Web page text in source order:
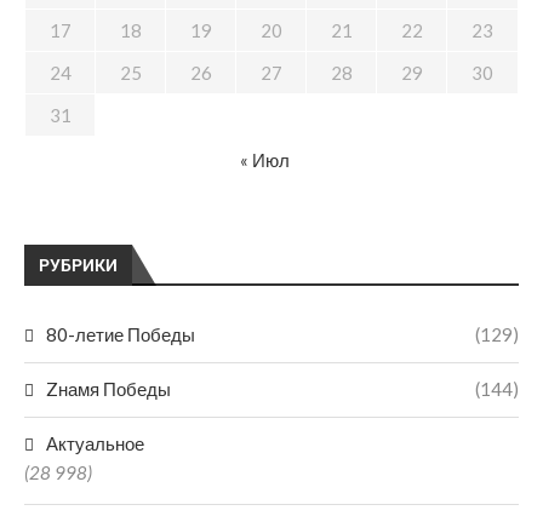
РУБРИКИ
80-летие Победы (129)
Zнамя Победы (144)
Актуальное
(28 998)
17
18 19 20 21 22
23
24
25 26 27 28 29
30
31
« Июл